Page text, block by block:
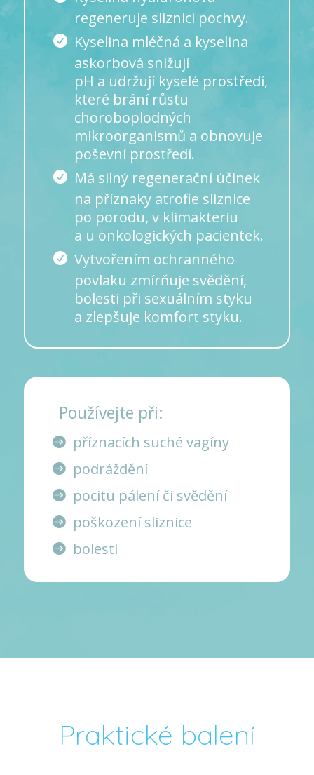
regeneruje sliznici pochvy.
Kyselina mléčná a kyselina
askorbová snižují
pH a udržují kyselé prostředí,
které brání růstu
choroboplodných
mikroorganismů a obnovuje
poševní prostředí.
Má silný regenerační účinek
na příznaky atrofie sliznice
po porodu, v klimakteriu
a u onkologických pacientek.
Vytvořením ochranného
povlaku zmírňuje svědění,
bolesti při sexuálním styku
a zlepšuje komfort styku.
Používejte při:
příznacích suché vagíny
podráždění
pocitu pálení či svědění
poškození sliznice
bolesti
Praktické balení